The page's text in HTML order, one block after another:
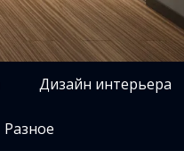
Дизайн интерьера
Разное